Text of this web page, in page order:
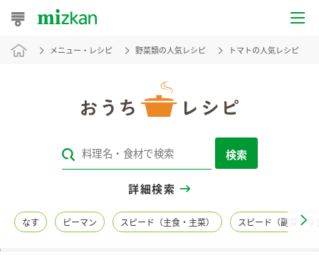
おうちレシピ
レシピカテゴリ一覧
レシピ名特集
メニュー・レシピ 野菜類の人気レシピ トマトの人気レシピ
検索
詳細検索
なす ピーマン スピード（主食・主菜） スピード（副菜・つ